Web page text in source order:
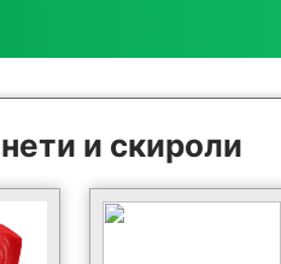
и скироли